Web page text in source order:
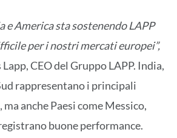
e America sta sostenendo LAPP
per i nostri mercati europei”,
CEO del Gruppo LAPP. India,
rappresentano i principali
anche Paesi come Messico,
buone performance.